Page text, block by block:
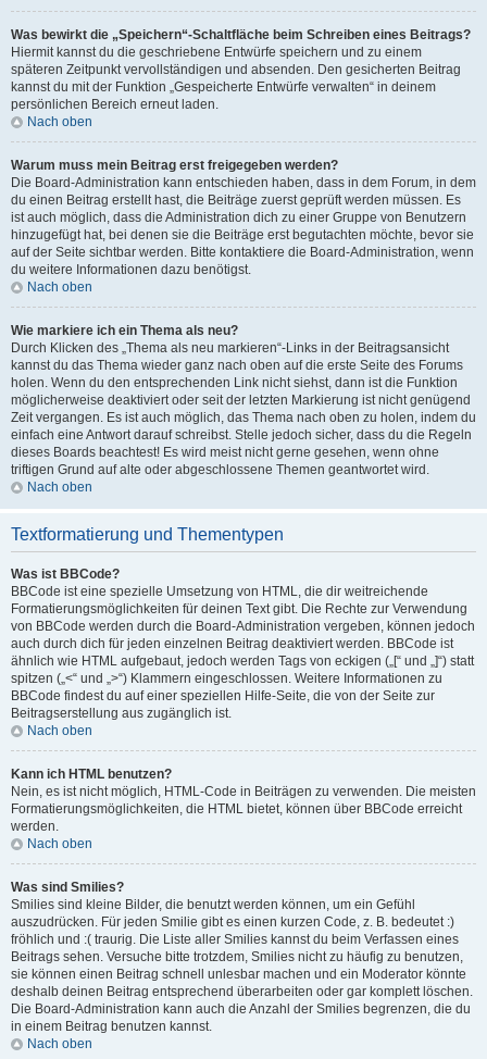
Was bewirkt die „Speichern“-Schaltfläche beim Schreiben eines Beitrags?
Hiermit kannst du die geschriebene Entwürfe speichern und zu einem
späteren Zeitpunkt vervollständigen und absenden. Den gesicherten Beitrag
kannst du mit der Funktion „Gespeicherte Entwürfe verwalten“ in deinem
persönlichen Bereich erneut laden.
Nach oben
Warum muss mein Beitrag erst freigegeben werden?
Die Board-Administration kann entschieden haben, dass in dem Forum, in dem
du einen Beitrag erstellt hast, die Beiträge zuerst geprüft werden müssen. Es
ist auch möglich, dass die Administration dich zu einer Gruppe von Benutzern
hinzugefügt hat, bei denen sie die Beiträge erst begutachten möchte, bevor sie
auf der Seite sichtbar werden. Bitte kontaktiere die Board-Administration, wenn
du weitere Informationen dazu benötigst.
Nach oben
Wie markiere ich ein Thema als neu?
Durch Klicken des „Thema als neu markieren“-Links in der Beitragsansicht
kannst du das Thema wieder ganz nach oben auf die erste Seite des Forums
holen. Wenn du den entsprechenden Link nicht siehst, dann ist die Funktion
möglicherweise deaktiviert oder seit der letzten Markierung ist nicht genügend
Zeit vergangen. Es ist auch möglich, das Thema nach oben zu holen, indem du
einfach eine Antwort darauf schreibst. Stelle jedoch sicher, dass du die Regeln
dieses Boards beachtest! Es wird meist nicht gerne gesehen, wenn ohne
triftigen Grund auf alte oder abgeschlossene Themen geantwortet wird.
Nach oben
Textformatierung und Thementypen
Was ist BBCode?
BBCode ist eine spezielle Umsetzung von HTML, die dir weitreichende
Formatierungsmöglichkeiten für deinen Text gibt. Die Rechte zur Verwendung
von BBCode werden durch die Board-Administration vergeben, können jedoch
auch durch dich für jeden einzelnen Beitrag deaktiviert werden. BBCode ist
ähnlich wie HTML aufgebaut, jedoch werden Tags von eckigen („[“ und „]“) statt
spitzen („<“ und „>“) Klammern eingeschlossen. Weitere Informationen zu
BBCode findest du auf einer speziellen Hilfe-Seite, die von der Seite zur
Beitragserstellung aus zugänglich ist.
Nach oben
Kann ich HTML benutzen?
Nein, es ist nicht möglich, HTML-Code in Beiträgen zu verwenden. Die meisten
Formatierungsmöglichkeiten, die HTML bietet, können über BBCode erreicht
werden.
Nach oben
Was sind Smilies?
Smilies sind kleine Bilder, die benutzt werden können, um ein Gefühl
auszudrücken. Für jeden Smilie gibt es einen kurzen Code, z. B. bedeutet :)
fröhlich und :( traurig. Die Liste aller Smilies kannst du beim Verfassen eines
Beitrags sehen. Versuche bitte trotzdem, Smilies nicht zu häufig zu benutzen,
sie können einen Beitrag schnell unlesbar machen und ein Moderator könnte
deshalb deinen Beitrag entsprechend überarbeiten oder gar komplett löschen.
Die Board-Administration kann auch die Anzahl der Smilies begrenzen, die du
in einem Beitrag benutzen kannst.
Nach oben